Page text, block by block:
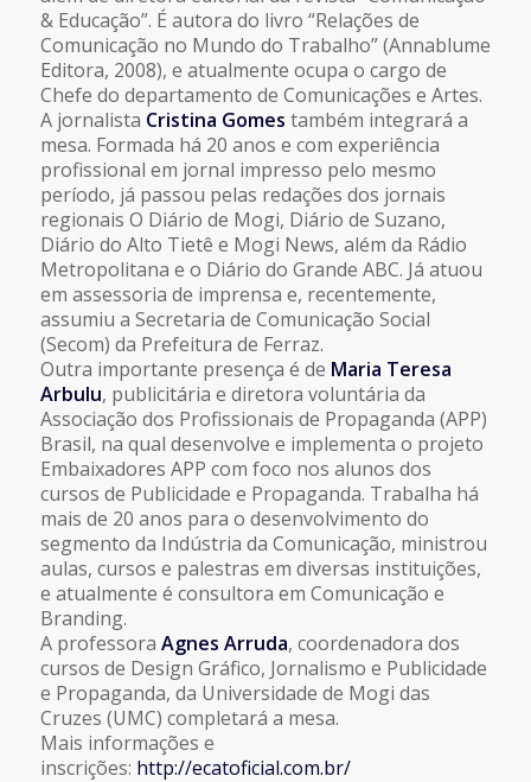
& Educação”. É autora do livro “Relações de
Comunicação no Mundo do Trabalho” (Annablume
Editora, 2008), e atualmente ocupa o cargo de
Chefe do departamento de Comunicações e Artes.
A jornalista Cristina Gomes também integrará a
mesa. Formada há 20 anos e com experiência
profissional em jornal impresso pelo mesmo
período, já passou pelas redações dos jornais
regionais O Diário de Mogi, Diário de Suzano,
Diário do Alto Tietê e Mogi News, além da Rádio
Metropolitana e o Diário do Grande ABC. Já atuou
em assessoria de imprensa e, recentemente,
assumiu a Secretaria de Comunicação Social
(Secom) da Prefeitura de Ferraz.
Outra importante presença é de Maria Teresa
Arbulu, publicitária e diretora voluntária da
Associação dos Profissionais de Propaganda (APP)
Brasil, na qual desenvolve e implementa o projeto
Embaixadores APP com foco nos alunos dos
cursos de Publicidade e Propaganda. Trabalha há
mais de 20 anos para o desenvolvimento do
segmento da Indústria da Comunicação, ministrou
aulas, cursos e palestras em diversas instituições,
e atualmente é consultora em Comunicação e
Branding.
A professora Agnes Arruda, coordenadora dos
cursos de Design Gráfico, Jornalismo e Publicidade
e Propaganda, da Universidade de Mogi das
Cruzes (UMC) completará a mesa.
Mais informações e
inscrições: http://ecatoficial.com.br/